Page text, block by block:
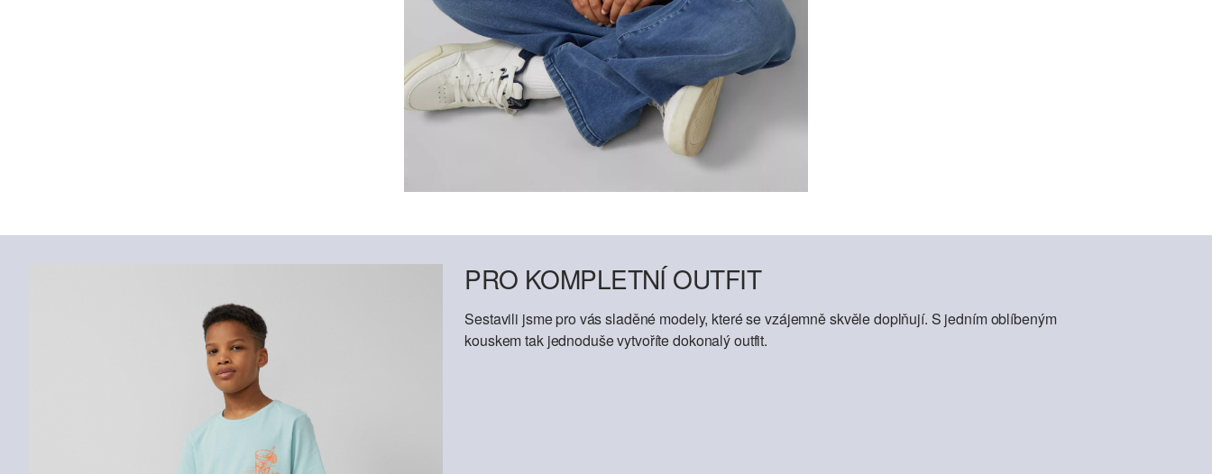
PRO KOMPLETNÍ OUTFIT
Sestavili jsme pro vás sladěné modely, které se vzájemně skvěle doplňují. S jedním oblíbeným
kouskem tak jednoduše vytvoříte dokonalý outfit.